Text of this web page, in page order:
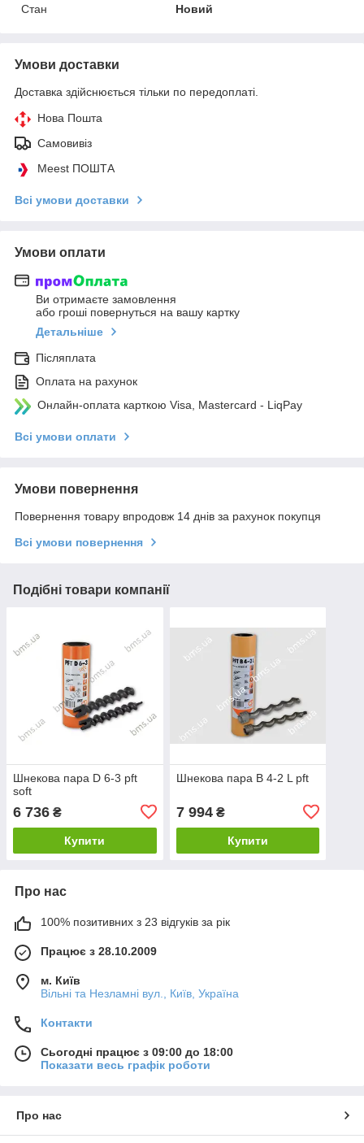
Стан
Новий
Умови доставки
Доставка здійснюється тільки по передоплаті.
Нова Пошта
Самовивіз
Meest ПОШТА
Всі умови доставки
Умови оплати
Ви отримаєте замовлення
або гроші повернуться на вашу картку
Детальніше
Післяплата
Оплата на рахунок
Онлайн-оплата карткою Visa, Mastercard - LiqPay
Всі умови оплати
Умови повернення
Повернення товару впродовж 14 днів за рахунок покупця
Всі умови повернення
Подібні товари компанії
Шнекова пара D 6-3 pft
soft
6 736 ₴
Купити
Шнекова пара B 4-2 L pft
7 994₴
Купити
Про нас
100% позитивних з 23 відгуків за рік
Працює з 28.10.2009
м. Київ
Вільні та Незламні вул., Київ, Україна
Контакти
Сьогодні працює з 09:00 до 18:00
Показати весь графік роботи
Про нас